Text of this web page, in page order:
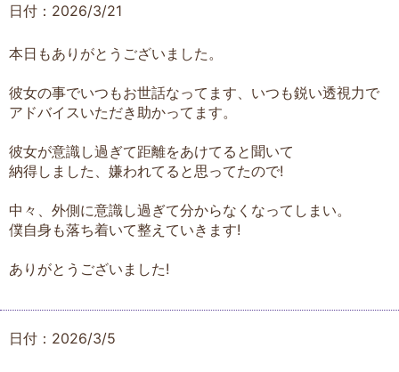
日付：2026/3/21
本日もありがとうございました。
彼女の事でいつもお世話なってます、いつも鋭い透視力で
アドバイスいただき助かってます。
彼女が意識し過ぎて距離をあけてると聞いて
納得しました、嫌われてると思ってたので!
中々、外側に意識し過ぎて分からなくなってしまい。
僕自身も落ち着いて整えていきます!
ありがとうございました!
日付：2026/3/5